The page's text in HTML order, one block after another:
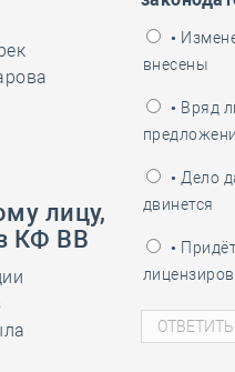
лицу,
КФ ВВ
•
внесены
• Вряд
• Дело
двинется
•